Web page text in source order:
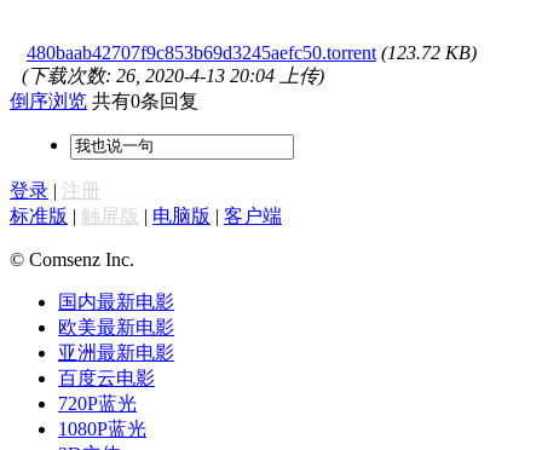
480baab42707f9c853b69d3245aefc50.torrent (123.72 KB)
(下载次数: 26, 2020-4-13 20:04 上传)
倒序浏览 共有0条回复
登录 | 注册
标准版 | 触屏版 | 电脑版 | 客户端
© Comsenz Inc.
国内最新电影
欧美最新电影
亚洲最新电影
百度云电影
720P蓝光
1080P蓝光